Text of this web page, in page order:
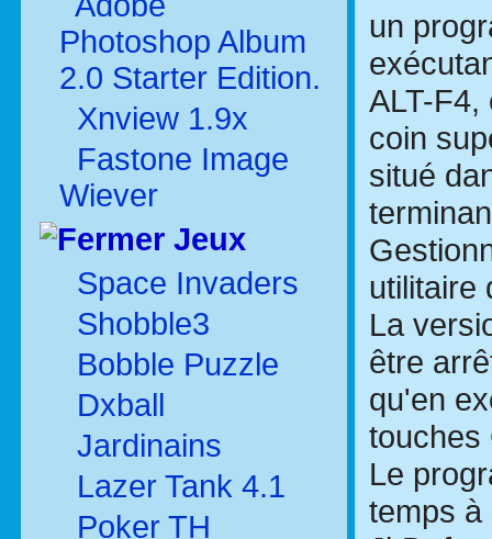
Photoshop Album
2.0 Starter Edition.
Xnview 1.9x
Fastone Image
Wiever
Jeux
Space Invaders
Shobble3
Bobble Puzzle
Dxball
Jardinains
Lazer Tank 4.1
Poker TH
un
ALT-
coin
situé
utilitaire
La
être
qu'en
touches
Le
temps à